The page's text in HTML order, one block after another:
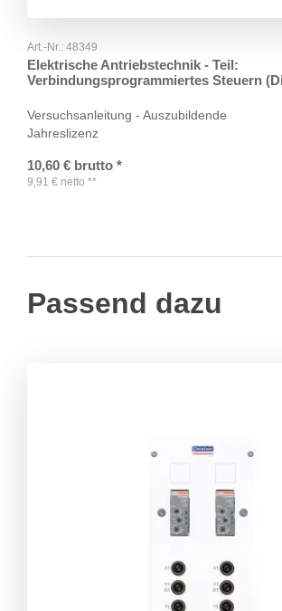
Art.-Nr.: 48349
Elektrische Antriebstechnik - Teil:
Verbindungsprogrammiertes Steuern
Versuchsanleitung - Auszubildende
Jahreslizenz
10,60 € brutto *
9,91 € netto **
Passend dazu